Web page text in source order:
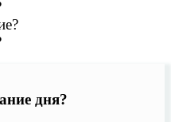
дня?